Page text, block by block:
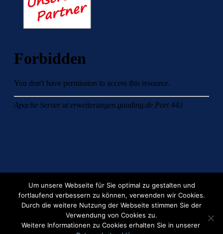
Um unsere Webseite für Sie optimal zu gestalten und
fortlaufend verbessern zu können, verwenden wir Cookies.
Durch die weitere Nutzung der Webseite stimmen Sie der
Verwendung von Cookies zu.
Weitere Informationen zu Cookies erhalten Sie in unserer